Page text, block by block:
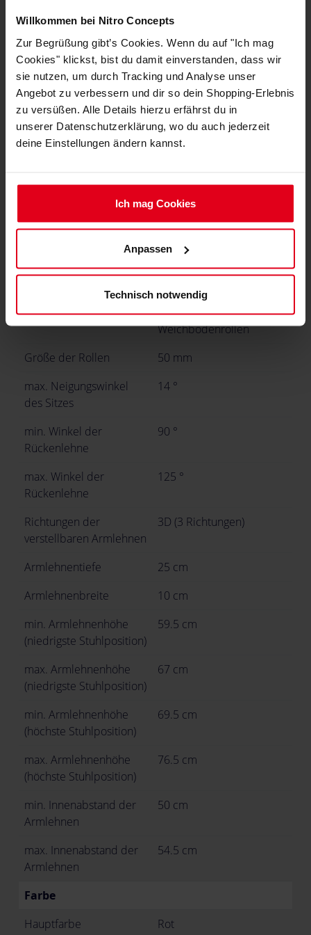
Willkommen bei Nitro Concepts
Zur Begrüßung gibt’s Cookies. Wenn du auf "Ich mag
Cookies" klickst, bist du damit einverstanden, dass wir
sie nutzen, um durch Tracking und Analyse unser
Angebot zu verbessern und dir so dein Shopping-Erlebnis
zu versüßen. Alle Details hierzu erfährst du in
unserer Datenschutzerklärung, wo du auch jederzeit
deine Einstellungen ändern kannst.
Ich mag Cookies
Anpassen
Technisch notwendig
innen
Breite Rückenlehne
außen, breitester Punkt
56 cm
Höchste Sitzposition,
einstellbar
59 cm
Tiefste Sitzposition,
46 cm
Tiefe Sitzfläche
49.5 cm
Breite Sitzfläche innen
36 cm
Typ der Rollen
Hartbodenrollen,
Weichbodenrollen
Größe der Rollen
50 mm
max. Neigungswinkel
des Sitzes
14 °
min. Winkel der
Rückenlehne
90 °
max. Winkel der
Rückenlehne
125 °
Richtungen der
verstellbaren Armlehnen
3D (3 Richtungen)
Armlehnentiefe
25 cm
Armlehnenbreite
10 cm
min. Armlehnenhöhe
(niedrigste Stuhlposition)
59.5 cm
max. Armlehnenhöhe
(niedrigste Stuhlposition)
67 cm
min. Armlehnenhöhe
(höchste Stuhlposition)
69.5 cm
max. Armlehnenhöhe
(höchste Stuhlposition)
76.5 cm
min. Innenabstand der
Armlehnen
50 cm
max. Innenabstand der
Armlehnen
54.5 cm
Farbe
Hauptfarbe
Rot